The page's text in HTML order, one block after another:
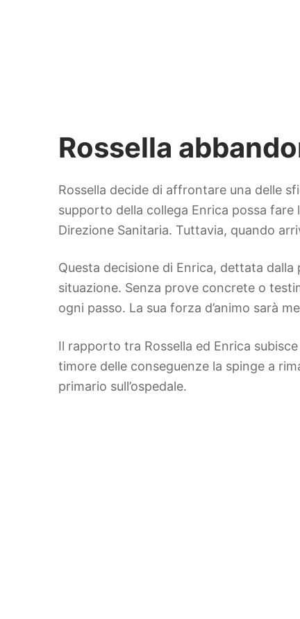
Rossella
Rossella decide di affrontare una delle
supporto della collega Enrica possa
Direzione Sanitaria. Tuttavia, quando
Questa decisione di Enrica, dettata
situazione. Senza prove concrete o
ogni passo. La sua forza d’animo sarà
Il rapporto tra Rossella ed Enrica
timore delle conseguenze la spinge a
primario sull’ospedale.